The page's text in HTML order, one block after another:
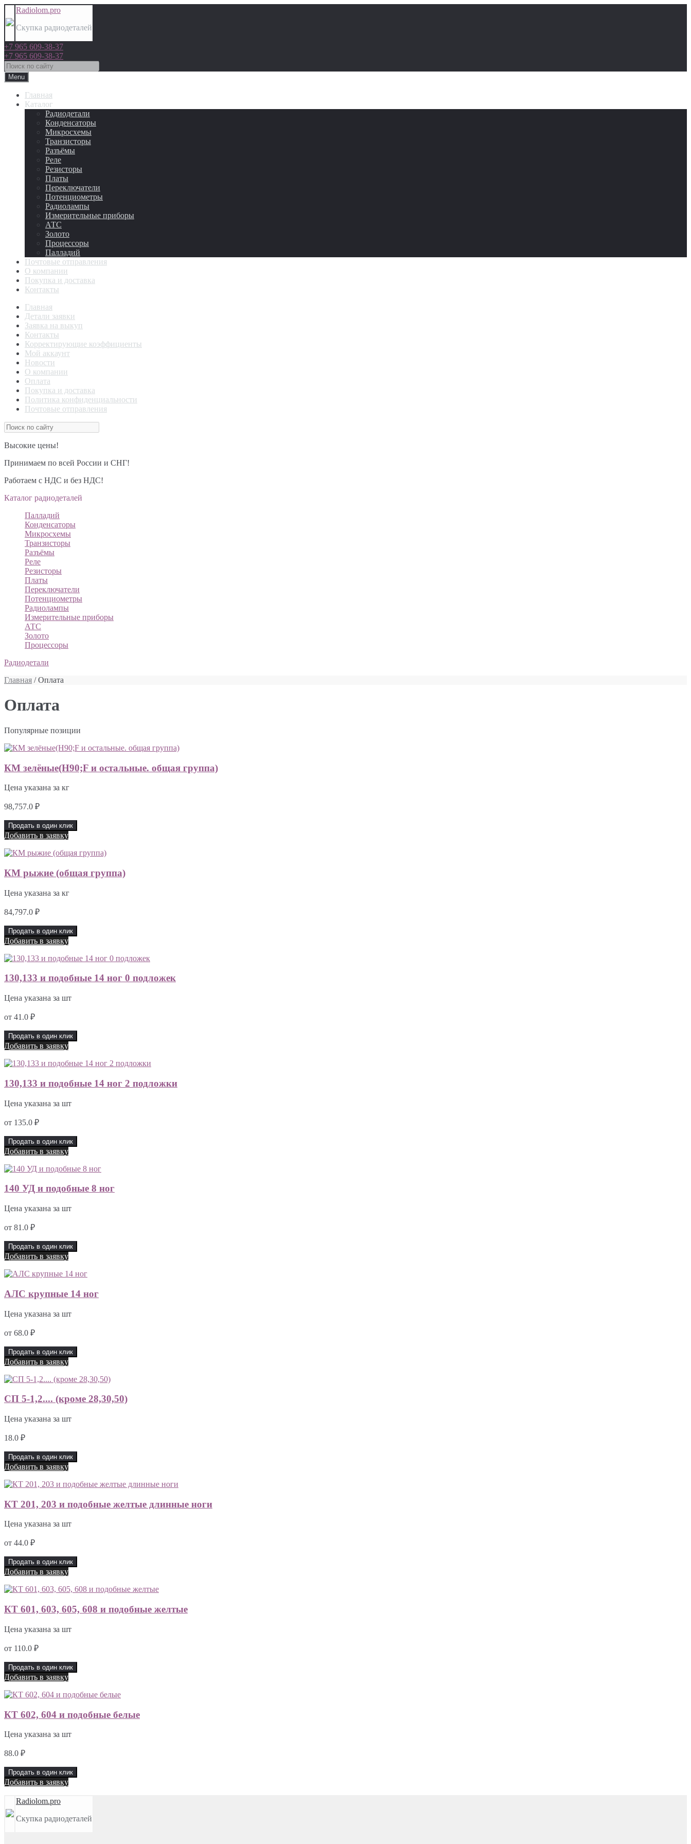
Radiolom.pro
Скупка радиодеталей
+7 965 609-38-37
+7 965 609-38-37
Menu
Главная
Каталог
Радиодетали
Конденсаторы
Микросхемы
Транзисторы
Разъёмы
Реле
Резисторы
Платы
Переключатели
Потенциометры
Радиолампы
Измерительные приборы
АТС
Золото
Процессоры
Палладий
Почтовые отправления
О компании
Покупка и доставка
Контакты
Главная
Детали заявки
Заявка на выкуп
Контакты
Корректирующие коэффициенты
Мой аккаунт
Новости
О компании
Оплата
Покупка и доставка
Политика конфиденциальности
Почтовые отправления
Высокие цены!
Принимаем по всей России и СНГ!
Работаем с НДС и без НДС!
Каталог радиодеталей
Палладий
Конденсаторы
Микросхемы
Транзисторы
Разъёмы
Реле
Резисторы
Платы
Переключатели
Потенциометры
Радиолампы
Измерительные приборы
АТС
Золото
Процессоры
Радиодетали
Главная / Оплата
Оплата
Популярные позиции
КМ зелёные(H90;F и остальные. общая группа)
Цена указана за кг
98,757.0 ₽
Продать в один клик
Добавить в заявку
КМ рыжие (общая группа)
Цена указана за кг
84,797.0 ₽
Продать в один клик
Добавить в заявку
130,133 и подобные 14 ног 0 подложек
Цена указана за шт
от 41.0 ₽
Продать в один клик
Добавить в заявку
130,133 и подобные 14 ног 2 подложки
Цена указана за шт
от 135.0 ₽
Продать в один клик
Добавить в заявку
140 УД и подобные 8 ног
Цена указана за шт
от 81.0 ₽
Продать в один клик
Добавить в заявку
АЛС крупные 14 ног
Цена указана за шт
от 68.0 ₽
Продать в один клик
Добавить в заявку
СП 5-1,2.... (кроме 28,30,50)
Цена указана за шт
18.0 ₽
Продать в один клик
Добавить в заявку
КТ 201, 203 и подобные желтые длинные ноги
Цена указана за шт
от 44.0 ₽
Продать в один клик
Добавить в заявку
КТ 601, 603, 605, 608 и подобные желтые
Цена указана за шт
от 110.0 ₽
Продать в один клик
Добавить в заявку
КТ 602, 604 и подобные белые
Цена указана за шт
88.0 ₽
Продать в один клик
Добавить в заявку
Radiolom.pro
Скупка радиодеталей